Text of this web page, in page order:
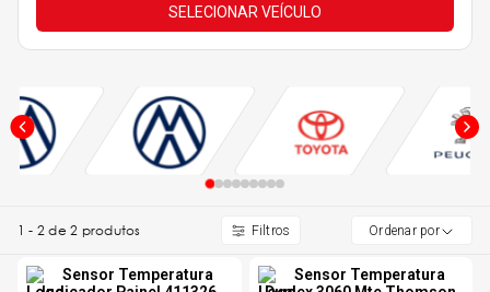
SELECIONAR VEÍCULO
1 - 2de2 produtos Ordenar por
185 65r15
9 º